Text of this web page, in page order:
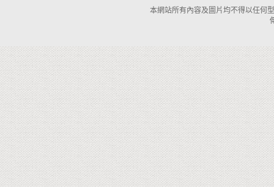
本網站所有內容及圖片均不得以任何